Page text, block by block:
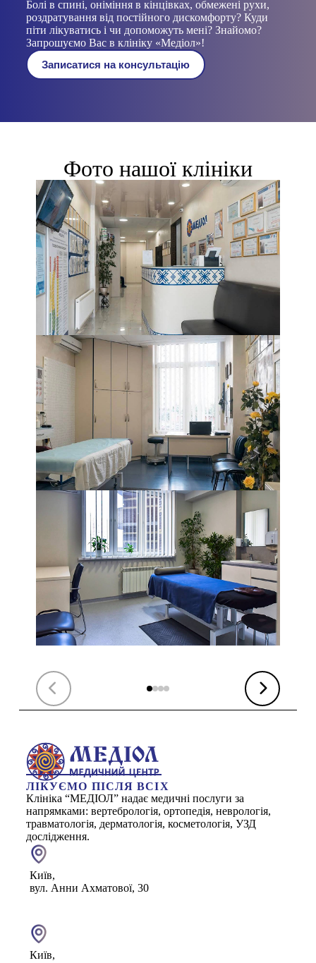
Болі в спині, оніміння в кінцівках, обмежені рухи,
роздратування від постійного дискомфорту? Куди
піти лікуватись і чи допоможуть мені? Знайомо?
Запрошуємо Вас в клініку «Медіол»!
Записатися на консультацію
Фото нашої клініки
ЛІКУЄМО ПІСЛЯ ВСІХ
Клініка “МЕДІОЛ” надає медичні послуги за
напрямками: вертебрологія, ортопедія, неврологія,
травматологія, дерматологія, косметологія, УЗД
дослідження.
Київ,
вул. Анни Ахматової, 30
Київ,